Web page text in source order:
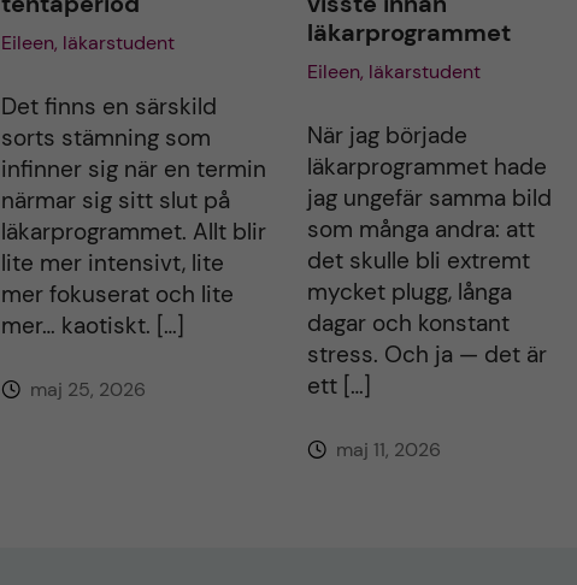
Eileen, läkarstudent
Det finns en särskild
sorts stämning som
infinner sig när en termin
närmar sig sitt slut på
läkarprogrammet. Allt blir
lite mer intensivt, lite
mer fokuserat och lite
mer… kaotiskt. […]
maj 25, 2026
läkarprogrammet
Eileen, läkarstudent
När jag började
läkarprogrammet hade
jag ungefär samma bild
som många andra: att
det skulle bli extremt
mycket plugg, långa
dagar och konstant
stress. Och ja — det är
ett […]
maj 11, 2026